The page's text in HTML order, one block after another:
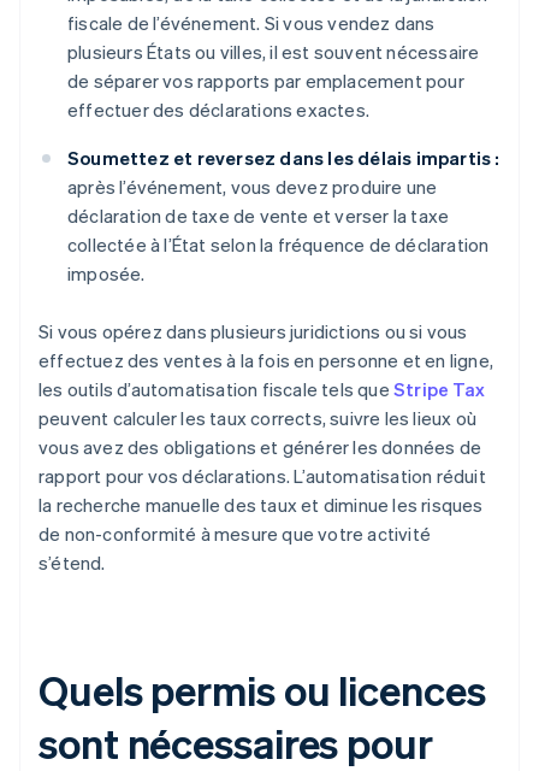
fiscale de l’événement. Si vous vendez dans
plusieurs États ou villes, il est souvent nécessaire
de séparer vos rapports par emplacement pour
effectuer des déclarations exactes.
Soumettez et reversez dans les délais impartis :
après l’événement, vous devez produire une
déclaration de taxe de vente et verser la taxe
collectée à l’État selon la fréquence de déclaration
imposée.
Si vous opérez dans plusieurs juridictions ou si vous
effectuez des ventes à la fois en personne et en ligne,
les outils d’automatisation fiscale tels que Stripe Tax
peuvent calculer les taux corrects, suivre les lieux où
vous avez des obligations et générer les données de
rapport pour vos déclarations. L’automatisation réduit
la recherche manuelle des taux et diminue les risques
de non-conformité à mesure que votre activité
s’étend.
Quels permis ou licences
sont nécessaires pour